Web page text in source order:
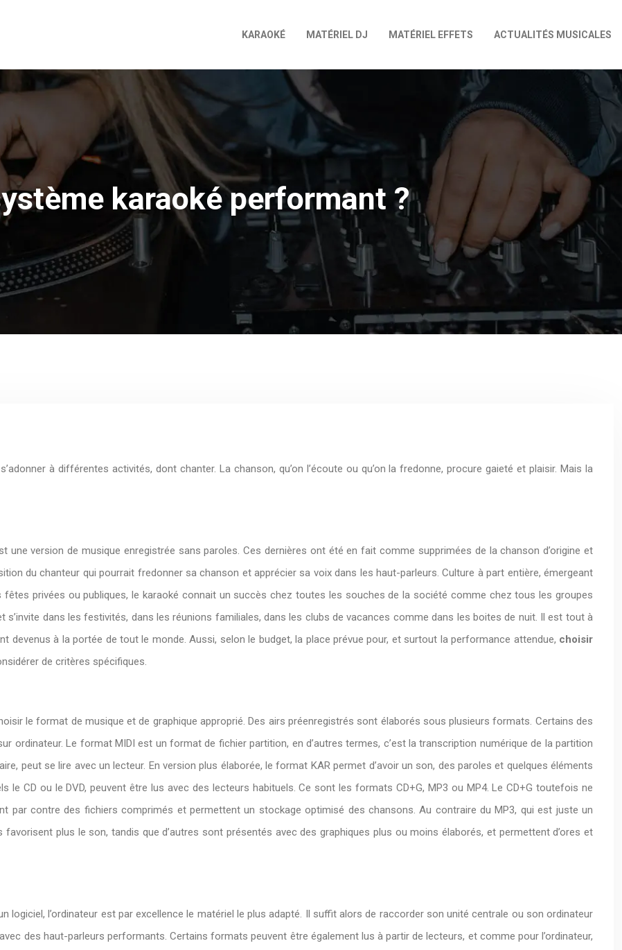
KARAOKÉ MATÉRIEL DJ MATÉRIEL EFFETS ACTUALITÉS MUSICALES
karaoké performant ?
à différentes activités, dont chanter. La chanson, qu’on l’écoute ou qu’on la fredonne, procure gaieté et plaisir. Mais la
une version de musique enregistrée sans paroles. Ces dernières ont été en fait comme supprimées de la chanson d’origine et
du chanteur qui pourrait fredonner sa chanson et apprécier sa voix dans les haut-parleurs. Culture à part entière, émergeant
privées ou publiques, le karaoké connait un succès chez toutes les souches de la société comme chez tous les groupes
s’invite dans les festivités, dans les réunions familiales, dans les clubs de vacances comme dans les boites de nuit. Il est tout à
devenus à la portée de tout le monde. Aussi, selon le budget, la place prévue pour, et surtout la performance attendue, choisir
de critères spécifiques.
le format de musique et de graphique approprié. Des airs préenregistrés sont élaborés sous plusieurs formats. Certains des
Le format MIDI est un format de fichier partition, en d’autres termes, c’est la transcription numérique de la partition
peut se lire avec un lecteur. En version plus élaborée, le format KAR permet d’avoir un son, des paroles et quelques éléments
CD ou le DVD, peuvent être lus avec des lecteurs habituels. Ce sont les formats CD+G, MP3 ou MP4. Le CD+G toutefois ne
par contre des fichiers comprimés et permettent un stockage optimisé des chansons. Au contraire du MP3, qui est juste un
plus le son, tandis que d’autres sont présentés avec des graphiques plus ou moins élaborés, et permettent d’ores et
logiciel, l’ordinateur est par excellence le matériel le plus adapté. Il suffit alors de raccorder son unité centrale ou son ordinateur
des haut-parleurs performants. Certains formats peuvent être également lus à partir de lecteurs, et comme pour l’ordinateur,